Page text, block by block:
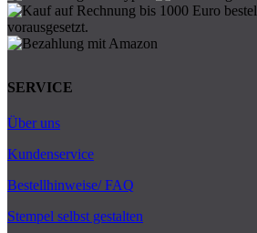
SERVICE
Über uns
Kundenservice
Bestellhinweise/ FAQ
Stempel selbst gestalten